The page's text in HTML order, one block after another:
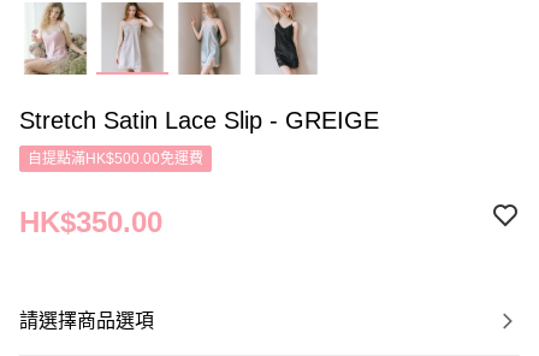
Stretch Satin Lace Slip - GREIGE
自提點滿HK$500.00免運費
HK$350.00
請選擇商品選項